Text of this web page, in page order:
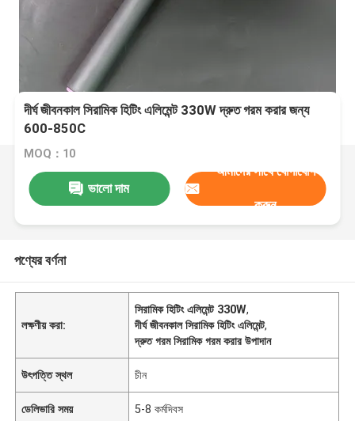
দীর্ঘ জীবনকাল সিরামিক হিটিং এলিমেন্ট 330W দ্রুত গরম করার জন্য
600-850C
MOQ：10
ভালো দাম
আমাদের সাথে যোগাযোগ
করুন
পণ্যের বর্ণনা
লক্ষণীয় করা:
সিরামিক হিটিং এলিমেন্ট 330W,
দীর্ঘ জীবনকাল সিরামিক হিটিং এলিমেন্ট,
দ্রুত গরম সিরামিক গরম করার উপাদান
উৎপত্তি স্থল চীন
ডেলিভারি সময় 5-8 কর্মদিবস